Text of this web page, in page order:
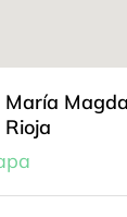
del